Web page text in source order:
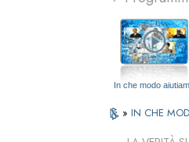
In che modo
» IN CHE